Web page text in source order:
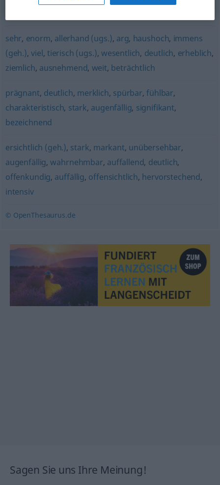
sehr, enorm, allerhand (ugs.), arg, haushoch, immens
(geh.),viel, tierisch (ugs.), wesentlich, deutlich, erheblich,
ziemlich, ausnehmend, weit, beträchtlich
prägnant, deutlich, merklich, spürbar,fühlbar,
charakteristisch, stark, augenfällig, signifikant,
bezeichnend
ersichtlich (geh.), stark, markant, unübersehbar,
augenfällig,wahrnehmbar, auffallend, deutlich,
offenkundig, auffällig, offensichtlich, hervorstechend,
intensiv
© OpenThesaurus.de
Sagen Sie uns Ihre Meinung!